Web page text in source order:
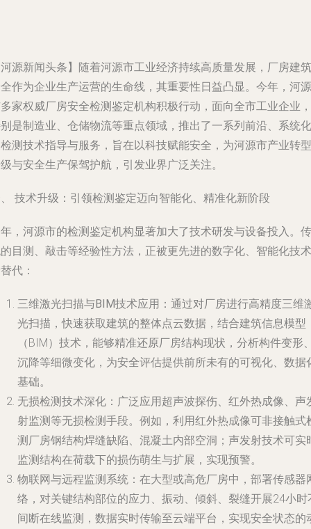
源新闻头条】随着河源市工业经济持续高质量发展，厂房建筑
作为企业生产运营的生命线，其重要性日益凸显。今年，河源
家权威厂房安全检测鉴定机构积极行动，面向全市工业企业，
是制造业、仓储物流等重点领域，推出了一系列前沿、系统化
测技术指导与服务，旨在以科技赋能安全，为河源市产业转型
与安全生产保驾护航，引发业界广泛关注。
技术升级：引领检测鉴定迈向智能化、精准化新阶段
，河源市的检测鉴定机构显著加大了技术研发与设备投入。传
目测、敲击等经验性方法，正被更先进的数字化、智能化技术
代：
三维激光扫描与BIM技术应用 ：通过对厂房进行高精度三维
光扫描，快速获取建筑的整体点云数据，结合建筑信息模型
（BIM）技术，能够精准还原厂房结构现状，分析构件变形
沉降等细微变化，为安全评估提供前所未有的可视化、数据
基础。
无损检测技术深化 ：广泛应用超声波探伤、红外热成像、声
射监测等无损检测手段。例如，利用红外热成像可非接触式
测厂房钢结构焊缝缺陷、混凝土内部空洞；声发射技术可实
监测结构在荷载下的损伤萌生与扩展，实现预警。
物联网与远程监测系统 ：在大型或高危厂房中，部署传感器
络，对关键结构部位的应力、振动、倾斜、裂缝开展24小时
间断在线监测，数据实时传输至云端平台，实现安全状态的